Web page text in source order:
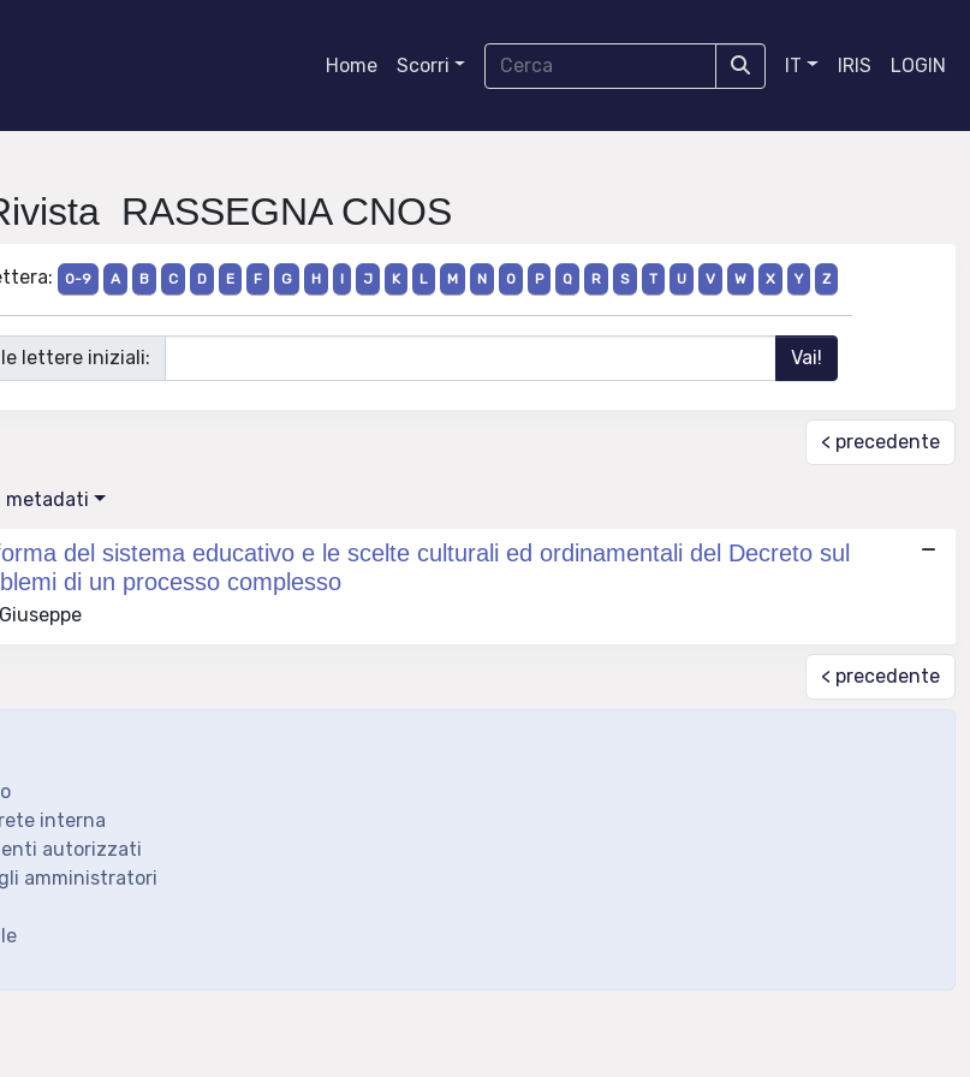
Home Scorri IT IRIS LOGIN
RASSEGNA CNOS
0-9 A B C D E F G H I J K L M N O P Q R S T U V W X Y Z
lettere iniziali:
< precedente
metadati
del sistema educativo e le scelte culturali ed ordinamentali del Decreto sul
di un processo complesso
< precedente
interna
autorizzati
amministratori